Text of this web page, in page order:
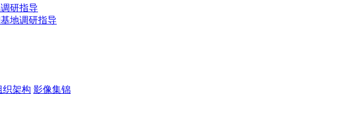
研指导
地调研指导
织架构 影像集锦